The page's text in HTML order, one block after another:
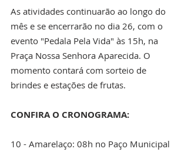
As atividades continuarão ao longo do
mês e se encerrarão no dia 26, com o
evento "Pedala Pela Vida" às 15h, na
Praça Nossa Senhora Aparecida. O
momento contará com sorteio de
brindes e estações de frutas.
CONFIRA O CRONOGRAMA:
10 - Amarelaço: 08h no Paço Municipal